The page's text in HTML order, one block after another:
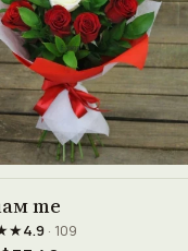
те
4.9· 109